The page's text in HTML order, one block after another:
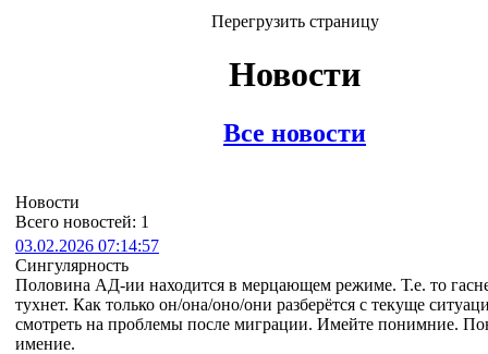
Перегрузить страницу
Новости
Все новости
Новости
Всего новостей: 1
03.02.2026 07:14:57
Сингулярность
Половина АД-ии находится в мерцающем режиме. Т.е. то
тухнет. Как только он/она/оно/они разберётся с текуще
смотреть на проблемы после миграции. Имейте понимние.
имение.